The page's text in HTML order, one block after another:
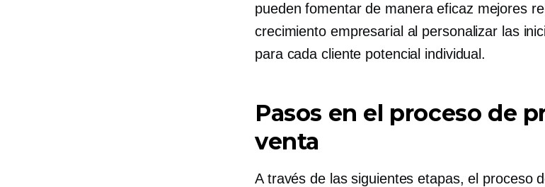
pueden fomentar de manera eficaz mejores
crecimiento empresarial al personalizar las
para cada cliente potencial individual.
Pasos en el proceso de
venta
A través de las siguientes etapas, el proceso